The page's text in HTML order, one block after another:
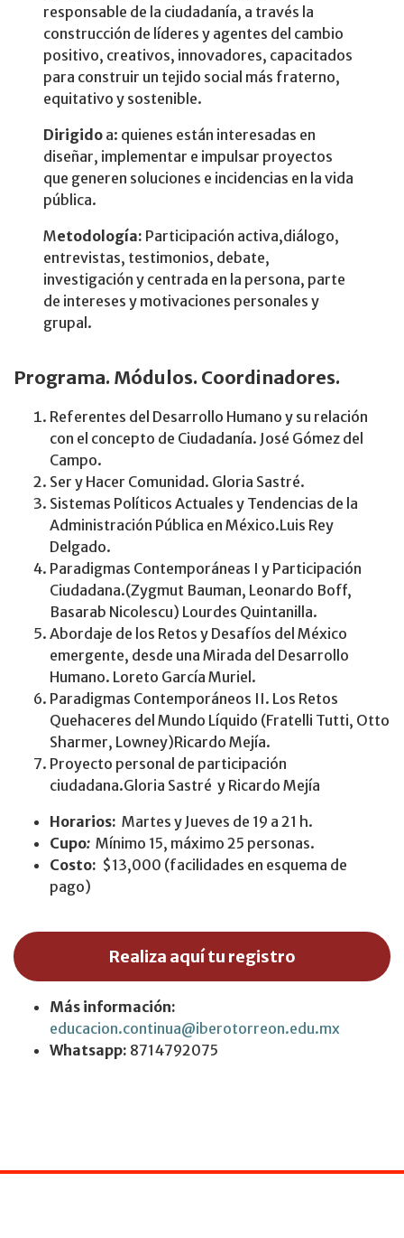
responsable de la ciudadanía, a través la
construcción de líderes y agentes del cambio
positivo, creativos, innovadores, capacitados
para construir un tejido social más fraterno,
equitativo y sostenible.
Dirigido a: quienes están interesadas en
diseñar, implementar e impulsar proyectos
que generen soluciones e incidencias en la vida
pública.
Metodología: Participación activa,diálogo,
entrevistas, testimonios, debate,
investigación y centrada en la persona, parte
de intereses y motivaciones personales y
grupal.
Programa. Módulos. Coordinadores.
Referentes del Desarrollo Humano y su relación
con el concepto de Ciudadanía. José Gómez del
Campo.
Ser y Hacer Comunidad. Gloria Sastré.
Sistemas Políticos Actuales y Tendencias de la
Administración Pública en México.Luis Rey
Delgado.
Paradigmas Contemporáneas I y Participación
Ciudadana.(Zygmut Bauman, Leonardo Boff,
Basarab Nicolescu) Lourdes Quintanilla.
Abordaje de los Retos y Desafíos del México
emergente, desde una Mirada del Desarrollo
Humano. Loreto García Muriel.
Paradigmas Contemporáneos II. Los Retos
Quehaceres del Mundo Líquido (Fratelli Tutti, Otto
Sharmer, Lowney)Ricardo Mejía.
Proyecto personal de participación
ciudadana.Gloria Sastré y Ricardo Mejía
Horarios: Martes y Jueves de 19 a 21 h.
Cupo: Mínimo 15, máximo 25 personas.
Costo: $13,000 (facilidades en esquema de
pago)
Realiza aquí tu registro
Más información:
educacion.continua@iberotorreon.edu.mx
Whatsapp: 8714792075